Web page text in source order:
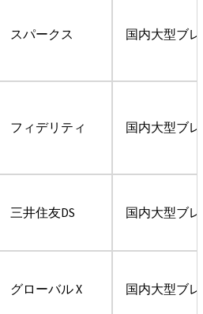
スパークス 国内大型ブ
フィデリティ 国内大型ブ
三井住友DS 国内大型ブ
グローバル X 国内大型ブ